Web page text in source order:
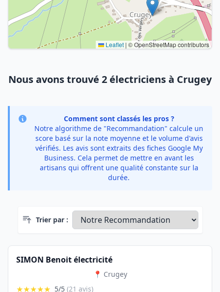
Leaflet | © OpenStreetMap contributors
Nous avons trouvé 2 électriciens à Crugey
Comment sont classés les pros ?
Notre algorithme de "Recommandation" calcule un
score basé sur la note moyenne et le volume d'avis
vérifiés. Les avis sont extraits des fiches Google My
Business. Cela permet de mettre en avant les
artisans qui offrent une qualité constante sur la
durée.
Trier par :
SIMON Benoit électricité
📍 Crugey
★★★★★ 5/5 (21 avis)